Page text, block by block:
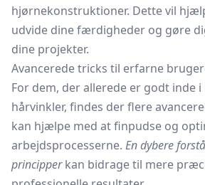
hjørnekonstruktioner. Dette vil
udvide dine færdigheder og gøre
dine projekter.
Avancerede tricks til erfarne
For dem, der allerede er godt inde
hårvinkler, findes der flere
kan hjælpe med at finpudse og
arbejdsprocesserne. En dybere
principperkan bidrage til mere